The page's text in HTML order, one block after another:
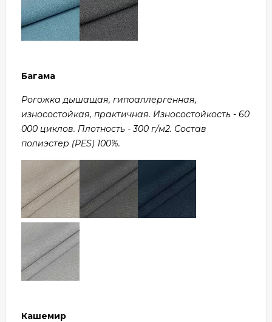
Багама
Рогожка дышащая, гипоаллергенная,
износостойкая, практичная. Износостойкость - 60
000 циклов. Плотность - 300 г/м2. Состав
полиэстер (PES) 100%.
Кашемир